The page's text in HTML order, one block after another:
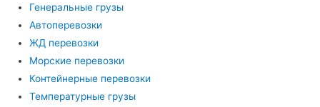
Генеральные грузы
Автоперевозки
ЖД перевозки
Морские перевозки
Контейнерные перевозки
Температурные грузы